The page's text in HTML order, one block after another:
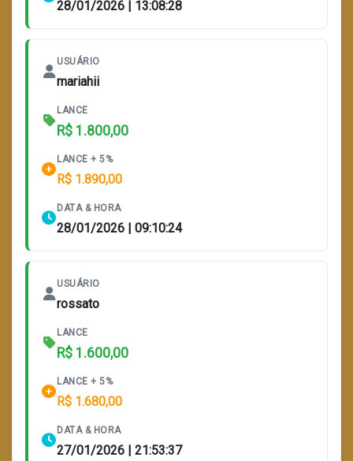
28/01/2026 | 13:08:28
USUÁRIO
mariahii
LANCE
R$ 1.800,00
LANCE + 5%
R$ 1.890,00
DATA & HORA
28/01/2026 | 09:10:24
USUÁRIO
rossato
LANCE
R$ 1.600,00
LANCE + 5%
R$ 1.680,00
DATA & HORA
27/01/2026 | 21:53:37